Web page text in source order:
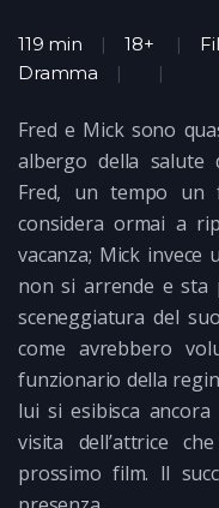
119 min 18+
Dramma
Fred e Mick sono
albergo della salute
Fred, un tempo un
considera ormai a
vacanza; Mick
non si arrende e sta
sceneggiatura del
come avrebbero
funzionario della
lui si esibisca
visita dell’attrice
prossimo film. Il